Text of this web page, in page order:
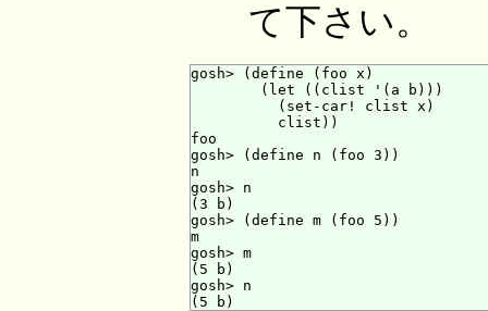
て下さい。
gosh> (define (foo x)
        (let ((clist '(a b)))
          (set-car! clist x)
          clist))
foo
gosh> (define n (foo 3))
n
gosh> n
(3 b)
gosh> (define m (foo 5))
m
gosh> m
(5 b)
gosh> n